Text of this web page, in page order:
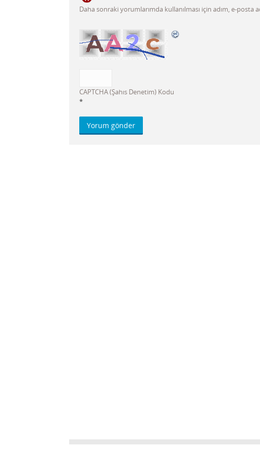
Daha sonraki yorumlarımda kullanılması için adım, e-posta
CAPTCHA (Şahıs Denetim) Kodu
*